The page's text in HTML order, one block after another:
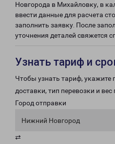
Новгорода в Михайловку, в
ввести данные для расчета
заполнить заявку. После
уточнения деталей свяжется
Узнать тариф и
Чтобы узнать тариф, укажите
доставки, тип перевозки и вес
Город отправки
Нижний Новгород
⇄